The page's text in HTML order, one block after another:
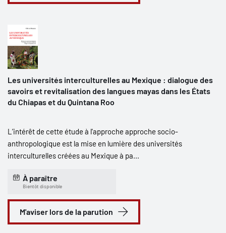
Les universités interculturelles au Mexique : dialogue des
savoirs et revitalisation des langues mayas dans les États
du Chiapas et du Quintana Roo
L’intérêt de cette étude à l'approche approche socio-
anthropologique est la mise en lumière des universités
interculturelles créées au Mexique à pa...
À paraître
Bientôt disponible
M'aviser lors de la parution